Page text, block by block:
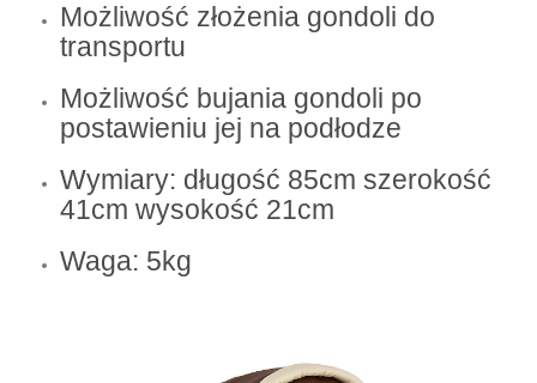
Możliwość złożenia gondoli do
transportu
Możliwość bujania gondoli po
postawieniu jej na podłodze
Wymiary: długość 85cm szerokość
41cm wysokość 21cm
Waga: 5kg